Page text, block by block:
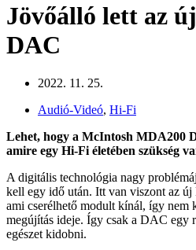
Jövőálló lett az
DAC
2022. 11. 25.
Audió-Videó, Hi-Fi
Lehet, hogy a McIntosh MDA200
amire egy Hi-Fi életében szükség
A digitális technológia nagy
kell egy idő után. Itt van viszont az
ami cserélhető modult kínál, így nem
megújítás ideje. Így csak a DAC egy
egészet kidobni.